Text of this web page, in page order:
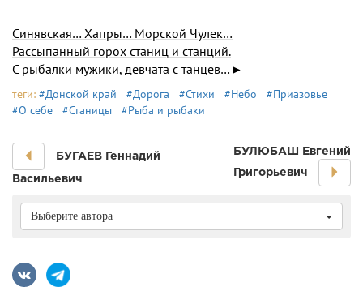
Синявская… Хапры… Морской Чулек…
Рассыпанный горох станиц и станций.
С рыбалки мужики, девчата с танцев…►
теги: #Донской край #Дорога #Стихи #Небо
#Приазовье
#О себе
#Станицы #Рыба и рыбаки
БУГАЕВ Геннадий
Васильевич
БУЛЮБАШ Евгений
Григорьевич
Выберите автора